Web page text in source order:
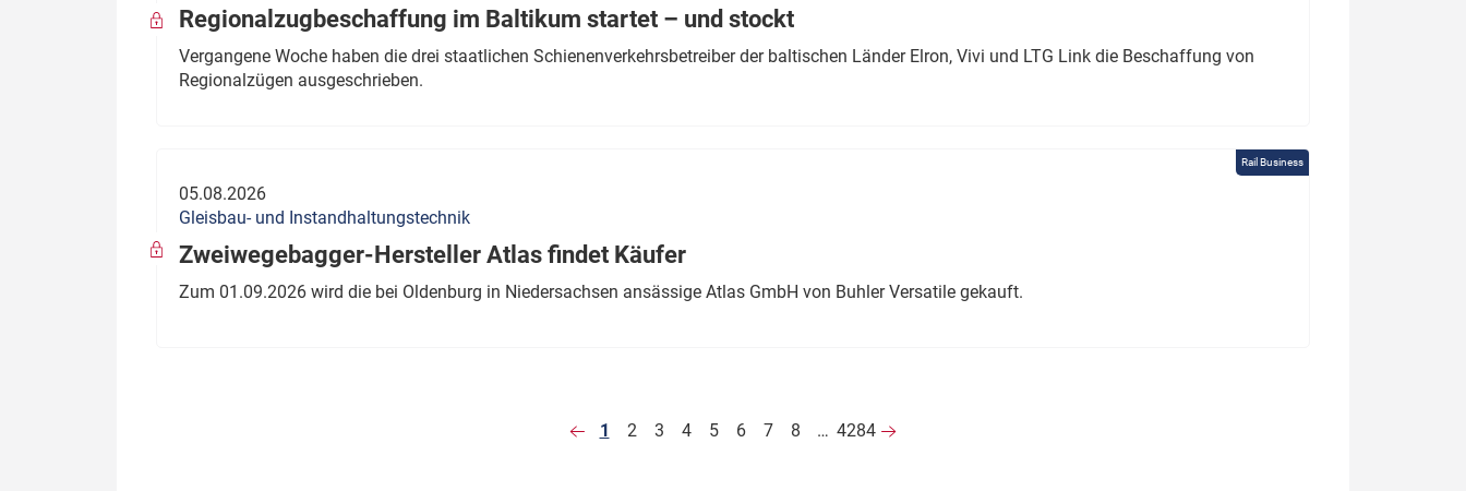
Regionalzugbeschaffung im Baltikum startet – und stockt
Vergangene Woche haben die drei staatlichen Schienenverkehrsbetreiber der baltischen Länder Elron, Vivi und LTG Link die Beschaffung von
Regionalzügen ausgeschrieben.
Rail Business
05.08.2026
Gleisbau- und Instandhaltungstechnik
Zweiwegebagger-Hersteller Atlas findet Käufer
Zum 01.09.2026 wird die bei Oldenburg in Niedersachsen ansässige Atlas GmbH von Buhler Versatile gekauft.
1 2 3 4 5 6 7 8 … 4284